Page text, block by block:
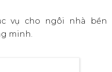
vụ cho ngôi nhà bền
minh.